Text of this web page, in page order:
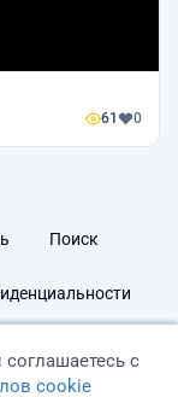
61 0
Поиск
с
cookie